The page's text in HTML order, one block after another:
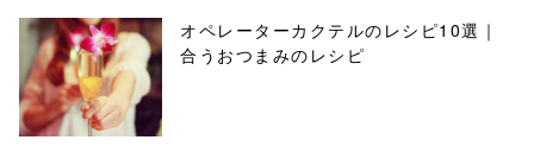
オペレーターカクテルのレシピ10選｜
合うおつまみのレシピ